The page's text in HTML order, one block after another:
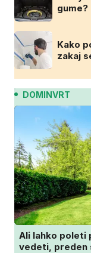
gume?
Kako
zakaj
DOMINVRT
Ali lahko poleti
vedeti, preden